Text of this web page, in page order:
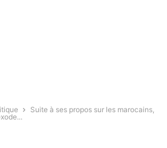
Suite à ses propos sur les marocains,